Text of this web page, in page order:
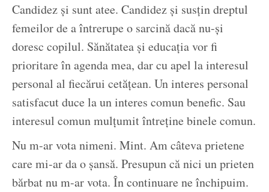
Candidez și sunt atee. Candidez și susțin dreptul
femeilor de a întrerupe o sarcină dacă nu-și
doresc copilul. Sănătatea și educația vor fi
prioritare în agenda mea, dar cu apel la interesul
personal al fiecărui cetățean. Un interes personal
satisfacut duce la un interes comun benefic. Sau
interesul comun mulțumit întreține binele comun.
Nu m-ar vota nimeni. Mint. Am câteva prietene
care mi-ar da o șansă. Presupun că nici un prieten
bărbat nu m-ar vota. În continuare ne închipuim.